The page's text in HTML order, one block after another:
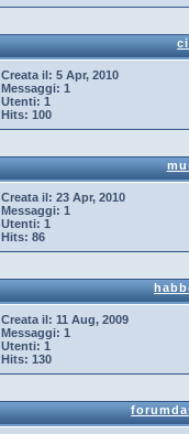
Creata il: 5 Apr, 2010
Messaggi: 1
Utenti: 1
Hits: 100
Creata il: 23 Apr, 2010
Messaggi: 1
Utenti: 1
Hits: 86
Creata il: 11 Aug, 2009
Messaggi: 1
Utenti: 1
Hits: 130